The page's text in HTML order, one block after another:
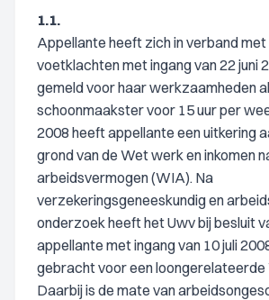
1.1.
Appellante heeft zich in verband met
voetklachten met ingang van 22 juni
gemeld voor haar werkzaamheden
schoonmaakster voor 15 uur per
2008 heeft appellante een uitkering
grond van de Wet werk en inkomen
arbeidsvermogen (WIA). Na
verzekeringsgeneeskundig en
onderzoek heeft het Uwv bij besluit
appellante met ingang van 10 juli
gebracht voor een loongerelateerde
Daarbij is de mate van